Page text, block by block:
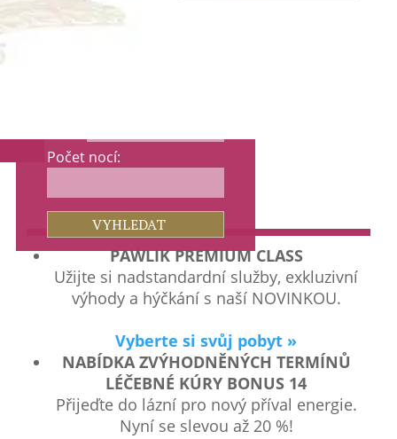
Typ pobytu:
Počet nocí:
PAWLIK PREMIUM CLASS
Užijte si nadstandardní služby, exkluzivní
výhody a hýčkání s naší NOVINKOU.
Vyberte si svůj pobyt »
NABÍDKA ZVÝHODNĚNÝCH TERMÍNŮ
LÉČEBNÉ KÚRY BONUS 14
Přijeďte do lázní pro nový příval energie.
Nyní se slevou až 20 %!